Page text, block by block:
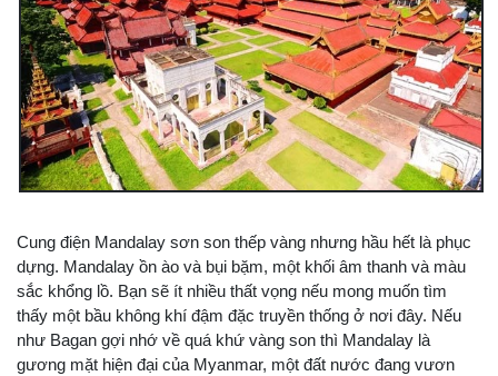
Cung điện Mandalay sơn son thếp vàng nhưng hầu hết là phục
dựng. Mandalay ồn ào và bụi bặm, một khối âm thanh và màu
sắc khổng lồ. Bạn sẽ ít nhiều thất vọng nếu mong muốn tìm
thấy một bầu không khí đậm đặc truyền thống ở nơi đây. Nếu
như Bagan gợi nhớ về quá khứ vàng son thì Mandalay là
gương mặt hiện đại của Myanmar, một đất nước đang vươn